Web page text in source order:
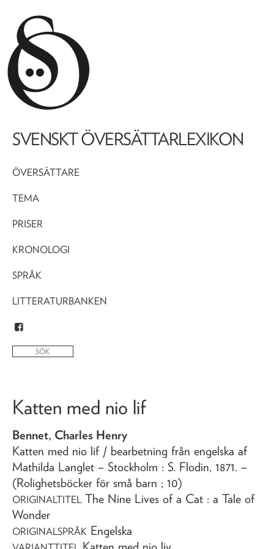
SVENSKT ÖVERSÄTTARLEXIKON
ÖVERSÄTTARE
TEMA
PRISER
KRONOLOGI
SPRÅK
LITTERATURBANKEN
Katten med nio lif
Bennet, Charles Henry
Katten med nio lif / bearbetning från engelska af
Mathilda Langlet – Stockholm : S. Flodin, 1871. –
(Rolighetsböcker för små barn ; 10)
ORIGINALTITEL The Nine Lives of a Cat : a Tale of
Wonder
ORIGINALSPRÅK Engelska